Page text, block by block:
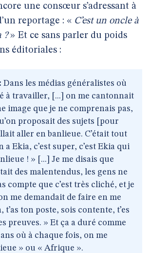
une consœur s’adressant à
reportage : « C’est un oncle à
?» Et ce sans parler du poids
éditoriales :
Dans les médias généralistes où
à travailler, [...] on me cantonnait
image que je ne comprenais pas,
proposait des sujets [pour
aller en banlieue. C’était tout
a Ekia, c’est super, c’est Ekia qui
! » [...] Je me disais que
des malentendus, les gens ne
compte que c’est très cliché, et je
me demandait de faire en me
t’as ton poste, sois contente, t’es
preuves. » Et ça a duré comme
où à chaque fois, on me
» ou « Afrique ».